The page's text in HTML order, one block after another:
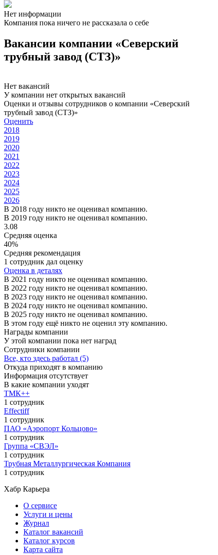
Нет информации
Компания пока ничего не рассказала о себе
Вакансии компании «Северский
трубный завод (СТЗ)»
Нет вакансий
У компании нет открытых вакансий
Оценки и отзывы сотрудников о компании «Северский
трубный завод (СТЗ)»
Оценить
2018
2019
2020
2021
2022
2023
2024
2025
2026
В 2018 году никто не оценивал компанию.
В 2019 году никто не оценивал компанию.
3.08
Средняя оценка
40%
Средняя рекомендация
1 сотрудник дал оценку
Оценка в деталях
В 2021 году никто не оценивал компанию.
В 2022 году никто не оценивал компанию.
В 2023 году никто не оценивал компанию.
В 2024 году никто не оценивал компанию.
В 2025 году никто не оценивал компанию.
В этом году ещё никто не оценил эту компанию.
Награды компании
У этой компании пока нет наград
Сотрудники компании
Все, кто здесь работал (5)
Откуда приходят в компанию
Информация отсутствует
В какие компании уходят
ТМК++
1 сотрудник
Effectiff
1 сотрудник
ПАО «Аэропорт Кольцово»
1 сотрудник
Группа «СВЭЛ»
1 сотрудник
Трубная Металлургическая Компания
1 сотрудник
Хабр Карьера
О сервисе
Услуги и цены
Журнал
Каталог вакансий
Каталог курсов
Карта сайта